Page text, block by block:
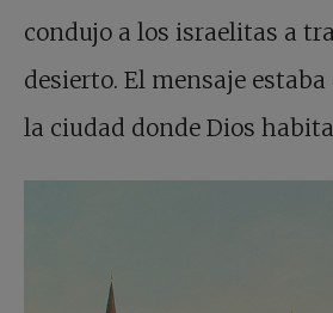
condujo a los israelitas a
desierto. El mensaje
la ciudad donde Dios